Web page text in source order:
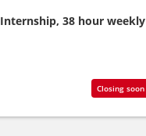
Internship, 38 hour weekly
Closing soon